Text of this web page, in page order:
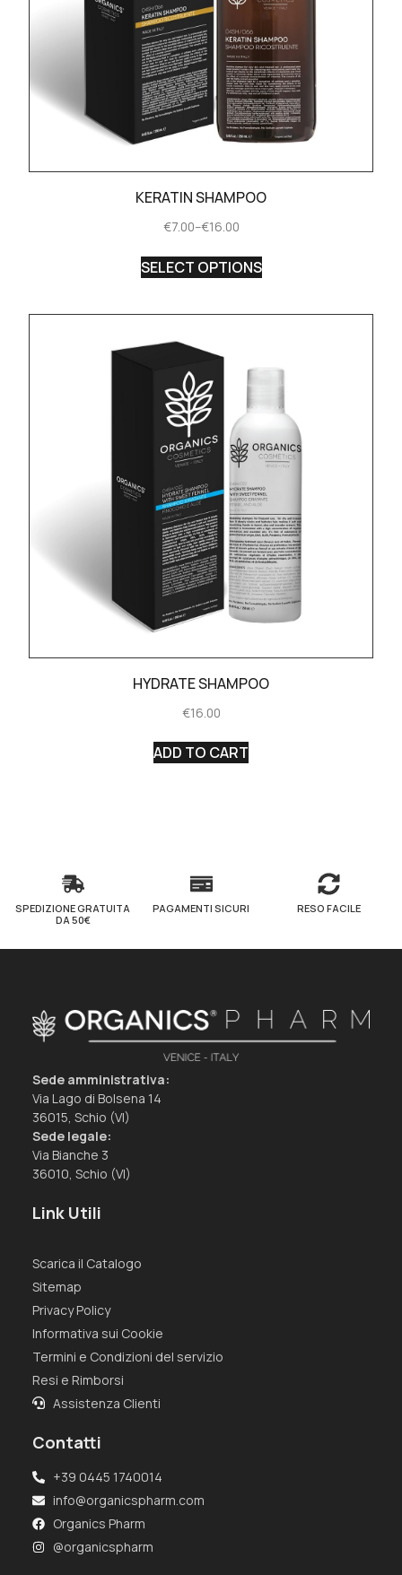
KERATIN SHAMPOO
€7.00–€16.00
SELECT OPTIONS
HYDRATE SHAMPOO
€16.00
ADD TO CART
SPEDIZIONE GRATUITA
DA 50€
PAGAMENTI SICURI RESO FACILE
Sede amministrativa:
Via Lago di Bolsena 14
36015, Schio (VI)
Sede legale:
Via Bianche 3
36010, Schio (VI)
Link Utili
Scarica il Catalogo
Sitemap
Privacy Policy
Informativa sui Cookie
Termini e Condizioni del servizio
Resi e Rimborsi
Assistenza Clienti
Contatti
+39 0445 1740014
info@organicspharm.com
Organics Pharm
@organicspharm